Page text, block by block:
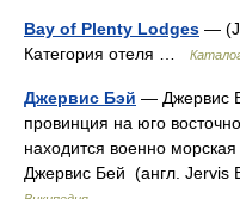
Bay of Plenty Lodges —
Категория отеля …
Джервис Бэй — Джервис
провинция на юго
находится военно
Джервис Бей (англ.